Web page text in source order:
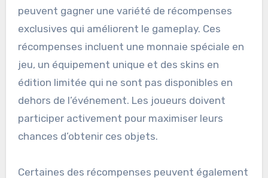
peuvent gagner une variété de récompenses
exclusives qui améliorent le gameplay. Ces
récompenses incluent une monnaie spéciale en
jeu, un équipement unique et des skins en
édition limitée qui ne sont pas disponibles en
dehors de l’événement. Les joueurs doivent
participer activement pour maximiser leurs
chances d’obtenir ces objets.
Certaines des récompenses peuvent également